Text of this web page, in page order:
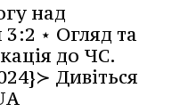
над
⋆ Огляд та
до ЧС.
Дивіться